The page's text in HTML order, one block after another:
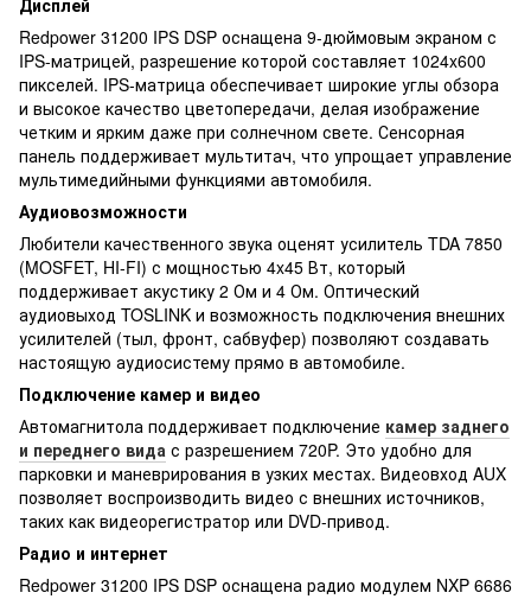
Дисплей
Redpower 31200 IPS DSP оснащена 9-дюймовым экраном с
IPS-матрицей, разрешение которой составляет 1024x600
пикселей. IPS-матрица обеспечивает широкие углы обзора
и высокое качество цветопередачи, делая изображение
четким и ярким даже при солнечном свете. Сенсорная
панель поддерживает мультитач, что упрощает управление
мультимедийными функциями автомобиля.
Аудиовозможности
Любители качественного звука оценят усилитель TDA 7850
(MOSFET, HI-FI) с мощностью 4x45 Вт, который
поддерживает акустику 2 Ом и 4 Ом. Оптический
аудиовыход TOSLINK и возможность подключения внешних
усилителей (тыл, фронт, сабвуфер) позволяют создавать
настоящую аудиосистему прямо в автомобиле.
Подключение камер и видео
Автомагнитола поддерживает подключение камер заднего
и переднего вида с разрешением 720P. Это удобно для
парковки и маневрирования в узких местах. Видеовход AUX
позволяет воспроизводить видео с внешних источников,
таких как видеорегистратор или DVD-привод.
Радио и интернет
Redpower 31200 IPS DSP оснащена радио модулем NXP 6686